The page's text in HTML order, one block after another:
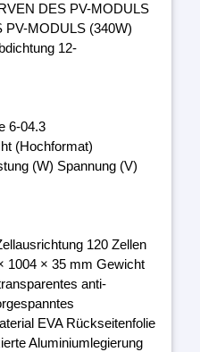
DES PV-MODULS
PV-MODULS (340W)
12-
6-04.3
(Hochformat)
(W) Spannung (V)
120 Zellen
1004 × 35 mm Gewicht
anti-
EVA Rückseitenfolie
Aluminiumlegierung